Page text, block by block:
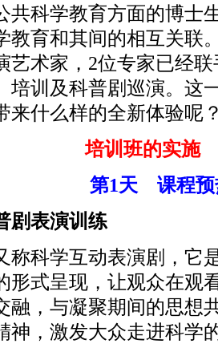
共科学教育方面的博士
教育和其间的相互关联
艺术家，2位专家已经
培训及科普剧巡演。这
来什么样的全新体验呢
培训班的实施
第1天 课程预
剧表演训练
科学互动表演剧，它
形式呈现，让观众在观
融，与凝聚期间的思想
神，激发大众走进科学